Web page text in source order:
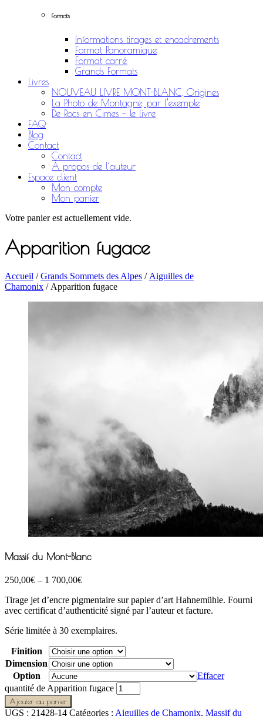
Formats
Informations tirages et encadrements
Format Panoramique
Format carré
Grands Formats
Livres
NOUVEAU LIVRE MONT-BLANC, Origines
La Photo de Montagne, par l’exemple
De Rocs en Cimes – le livre
FAQ
Blog
Contact
Contact
À propos de l’auteur
Espace client
Mon compte
Mon panier
Votre panier est actuellement vide.
Apparition fugace
Accueil /Grands Sommets des Alpes / Aiguilles de
Chamonix / Apparition fugace
Massif du Mont-Blanc
250,00€ – 1 700,00€
Tirage jet d’encre pigmentaire sur papier d’art Hahnemühle. Fourni
avec certificat d’authenticité signé par l’auteur et facture.
Série limitée à 30 exemplaires.
Finition
Dimension
Option
Effacer
quantité de Apparition fugace
Ajouter au panier
UGS : 21428-14 Catégories : Aiguilles de Chamonix, Massif du